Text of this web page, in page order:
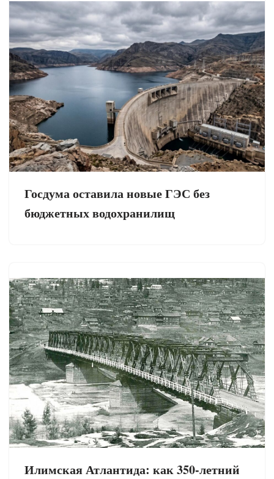
Госдума оставила новые ГЭС без
бюджетных водохранилищ
Илимская Атлантида: как 350-летний